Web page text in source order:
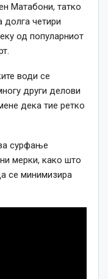
Матабони, татко
долга четири
од популарниот
води се
други делови
дека тие ретко
сурфање
мерки, како што
се минимизира